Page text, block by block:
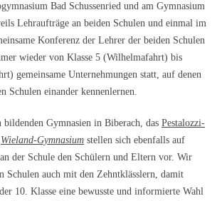
Bad Schussenried und am Gymnasium
Lehraufträge an beiden Schulen und einmal im
Konferenz der Lehrer der beiden Schulen
wieder von Klasse 5 (Wilhelmafahrt) bis
gemeinsame Unternehmungen statt, auf denen
Schulen einander kennenlernen.
Gymnasien in Biberach, das Pestalozzi-
Wieland-Gymnasium stellen sich ebenfalls auf
der Schule den Schülern und Eltern vor. Wir
Schulen auch mit den Zehntklässlern, damit
10. Klasse eine bewusste und informierte Wahl